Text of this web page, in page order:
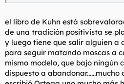
Toda esa literatura, Ummita, ¿no
que por lo que realmente es?
Puede que sea una cuestión de
Aunque algunas de esas obras
especulativas, no se las puede
están hecha bajo un enfoque
cuestiones que se escapen a
leyes fundamentales de la
el libro de Kuhn está
de una tradición positivista se
y luego tiene que salir alguien a
para seguir matando moscas a
mismo modelo, que bajo ningún
dispuesto a